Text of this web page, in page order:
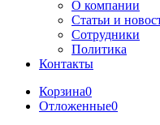
О компании
Статьи и
Сотрудники
Политика
Контакты
Корзина0
Отложенные0